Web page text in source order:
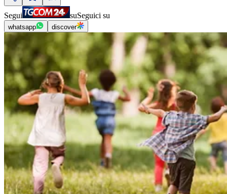
Segui suSeguici su
whatsapp discover